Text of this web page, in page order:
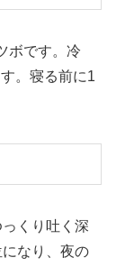
ボです。冷
。寝る前に1
くり吐く深
なり、夜の